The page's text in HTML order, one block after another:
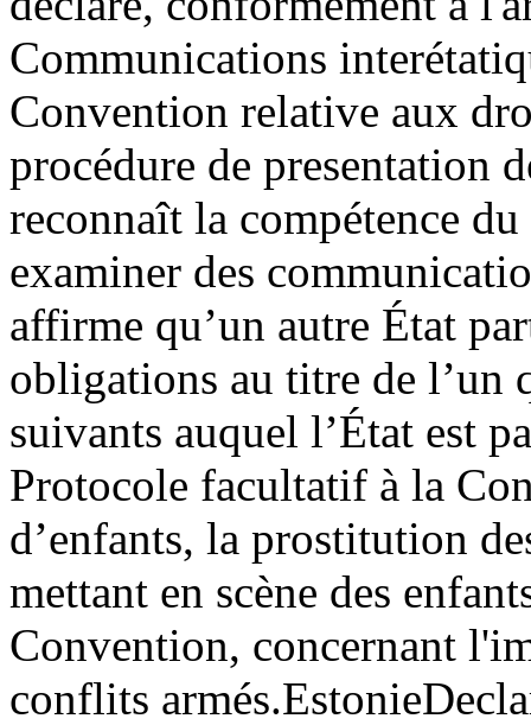
Communications
Convention relative aux
procédure de presentation
reconnaît la compétence
examiner des
affirme qu’un autre État
obligations au titre de l’un
suivants auquel l’État est
Protocole facultatif à la
d’enfants, la prostitution
mettant en scène des
Convention, concernant
conflits armés.Estonie